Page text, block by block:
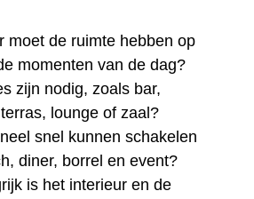
moet de ruimte hebben op
momenten van de dag?
zijn nodig, zoals bar,
lounge of zaal?
snel kunnen schakelen
diner, borrel en event?
is het interieur en de